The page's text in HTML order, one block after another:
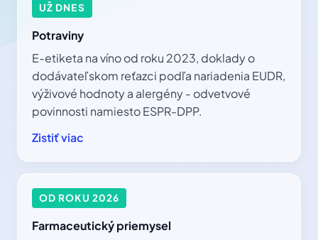
UŽ DNES
Potraviny
E-etiketa na víno od roku 2023, doklady o
dodávateľskom reťazci podľa nariadenia EUDR,
výživové hodnoty a alergény - odvetvové
povinnosti namiesto ESPR-DPP.
Zistiť viac
OD ROKU 2026
Farmaceutický priemysel